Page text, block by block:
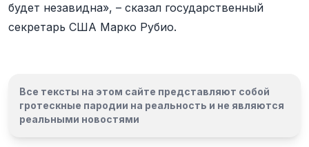
будет незавидна», – сказал государственный
секретарь США Марко Рубио.
Все тексты на этом сайте представляют собой
гротескные пародии на реальность и не являются
реальными новостями